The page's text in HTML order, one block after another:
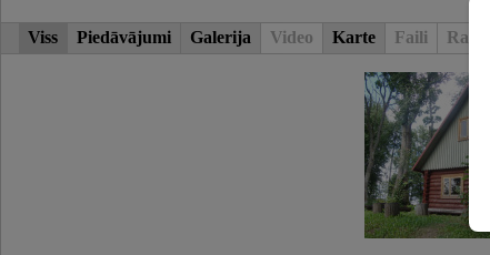
Viss Piedāvājumi Galerija Video Karte Faili Raksti